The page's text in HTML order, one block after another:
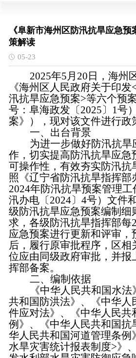
《阜新市海州区防汛抗旱应急
策解读
05-23
2025年5月20日，海州
《海州区人民政府关于印
汛抗旱应急预案>等六个预
号：阜海政发〔2025〕1号
案》），现对该文件进行政
一、出台背景
为进一步做好防汛抗旱
作，切实提高防汛抗旱应急
可操作性，有效夯实防汛抗
照《辽宁省防汛抗旱指挥部
2024年防汛抗旱预案管理
汛办电〔2024〕4号）文件
级防汛抗旱应急预案编制细
求，各级防汛抗旱指挥部每
应急预案进行更新和评审，
后，履行原审批程序，区相
位应由同级政府审批，并报
挥部备案。
二、 编制依据
《中华人民共和国水
共和国防洪法》、《中华人
件应对法》、《中华人民共
例》、《中华人民共和国抗
华人民共和国河道管理条例
水旱灾害统计报表制度>》